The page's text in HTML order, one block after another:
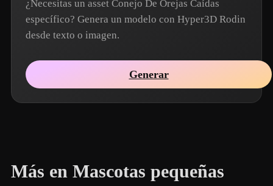
¿Necesitas un asset Conejo De Orejas Caídas
específico? Genera un modelo con Hyper3D Rodin
desde texto o imagen.
Generar
Más en Mascotas pequeñas